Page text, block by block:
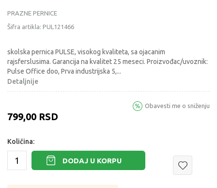
PRAZNE PERNICE
Šifra artikla: PUL121466
skolska pernica PULSE, visokog kvaliteta, sa ojacanim
rajsferslusima. Garancija na kvalitet 25 meseci. Proizvođac/uvoznik:
Pulse Office doo, Prva industrijska 5,...
Detaljnije
799,00 RSD
Obavesti me o sniženju
Količina:
DODAJ U KORPU